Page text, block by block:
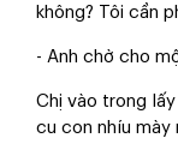
không? Tôi cần
- Anh chờ cho
Chị vào trong
cu con nhíu mày